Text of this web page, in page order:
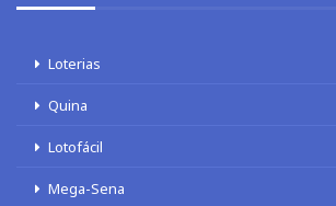
Loterias
Quina
Lotofácil
Mega-Sena